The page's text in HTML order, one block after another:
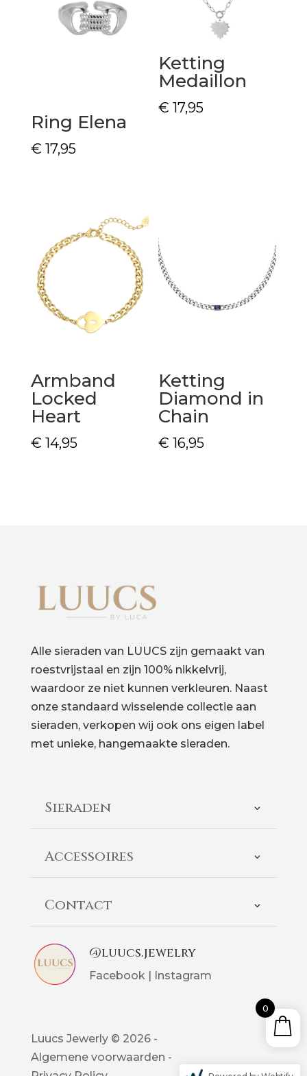
Ring Elena
€ 17,95
Ketting
Medaillon
€ 17,95
Armband
Locked
Heart
€ 14,95
Ketting
Diamond in
Chain
€ 16,95
Alle sieraden van LUUCS zijn gemaakt van
roestvrijstaal en zijn 100% nikkelvrij,
waardoor ze niet kunnen verkleuren. Naast
onze standaard wisselende collectie aan
sieraden, verkopen wij ook ons eigen label
met unieke, hangemaakte sieraden.
Sieraden
Accessoires
Contact
@luucs.jewelry
Facebook | Instagram
Luucs Jewerly © 2026 -
Algemene voorwaarden -
0